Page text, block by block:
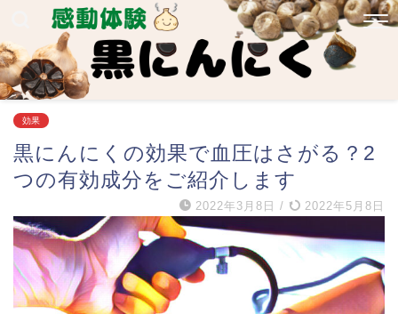
効果
黒にんにくの効果で血圧はさがる？2
つの有効成分をご紹介します
2022年3月8日 / 2022年5月8日